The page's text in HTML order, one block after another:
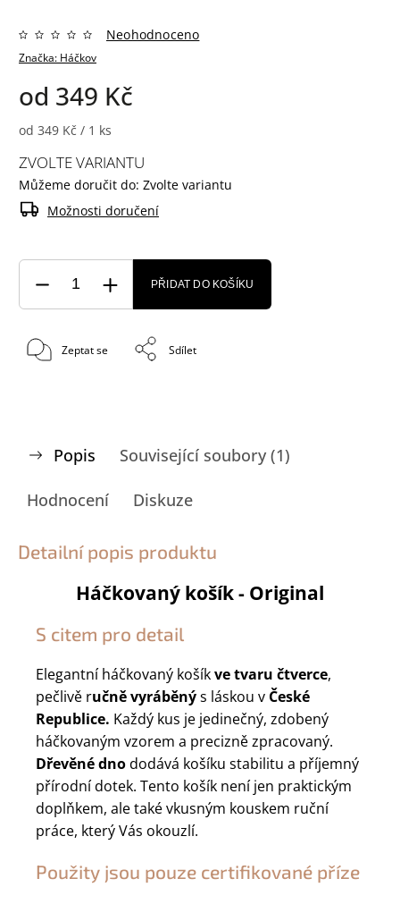
Značka: Háčkov
Neohodnoceno
od 349 Kč
od 349 Kč / 1 ks
ZVOLTE VARIANTU
Můžeme doručit do: Zvolte variantu
Možnosti doručení
PŘIDAT DO KOŠÍKU
Zeptat se Sdílet
Popis Související soubory (1)
Hodnocení Diskuze
Detailní popis produktu
Háčkovaný košík - Original
S citem pro detail
Elegantní háčkovaný košíkve tvaru čtverce,
pečlivě ručně vyráběnýs láskou v České
Republice. Každý kus je jedinečný, zdobený
háčkovaným vzorem a precizně zpracovaný.
Dřevěné dnododává košíku stabilitu a příjemný
přírodní dotek. Tento košík není jen praktickým
doplňkem, ale také vkusným kouskem ruční
práce, který Vás okouzlí.
Použity jsou pouze certifikované příze